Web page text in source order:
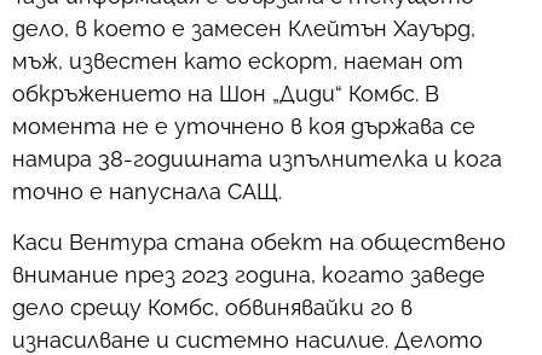
дело, в което е замесен Клейтън Хауърд,
мъж, известен като ескорт, наеман от
обкръжението на Шон „Диди“ Комбс. В
момента не е уточнено в коя държава се
намира 38-годишната изпълнителка и кога
точно е напуснала САЩ.
Каси Вентура стана обект на обществено
внимание през 2023 година, когато заведе
дело срещу Комбс, обвинявайки го в
изнасилване и системно насилие. Делото